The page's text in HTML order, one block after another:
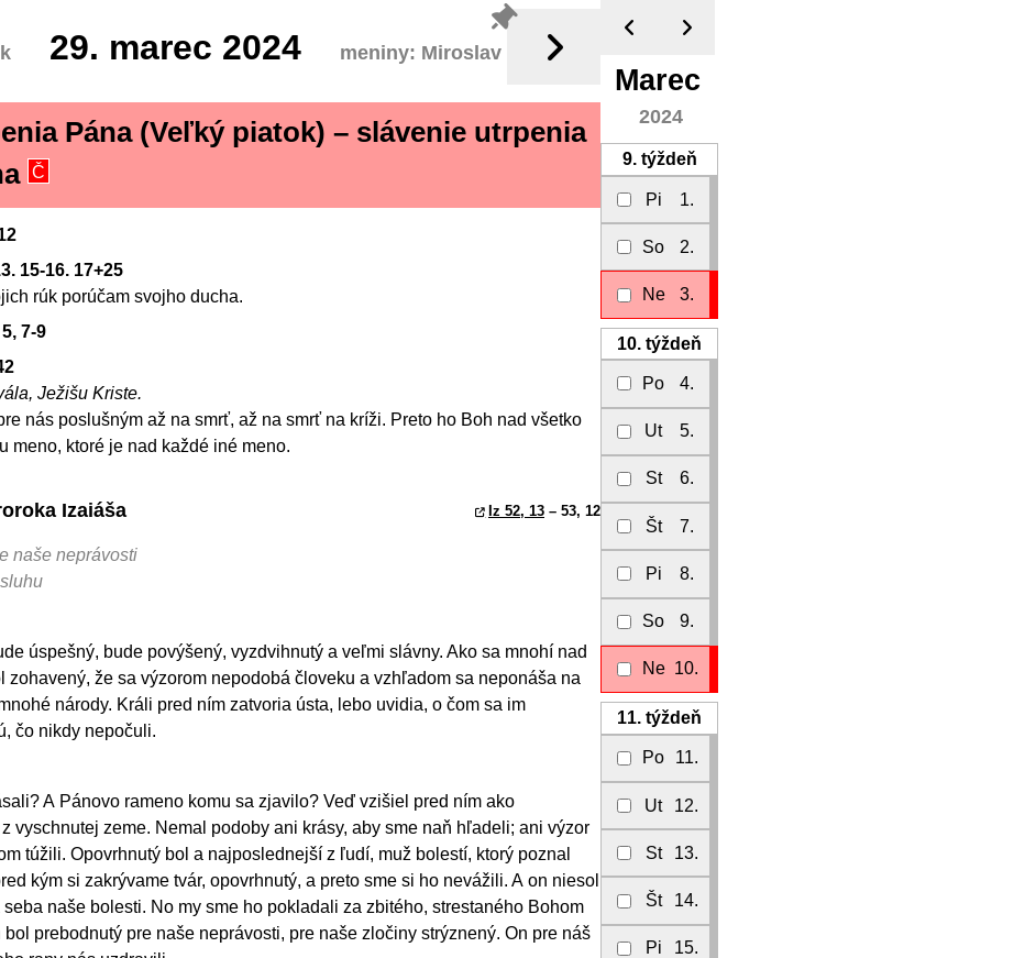
29. marec 2024 meniny: Miroslav
Pána (Veľký piatok) – slávenie utrpenia
Č
15-16. 17+25
rúk porúčam svojho ducha.
7-9
Ježišu Kriste.
nás poslušným až na smrť, až na smrť na kríži. Preto ho Boh nad všetko
meno, ktoré je nad každé iné meno.
Izaiáša Iz 52, 13 – 53, 12
naše neprávosti
úspešný, bude povýšený, vyzdvihnutý a veľmi slávny. Ako sa mnohí nad
zohavený, že sa výzorom nepodobá človeku a vzhľadom sa neponáša na
národy. Králi pred ním zatvoria ústa, lebo uvidia, o čom sa im
čo nikdy nepočuli.
A Pánovo rameno komu sa zjavilo? Veď vzišiel pred ním ako
vyschnutej zeme. Nemal podoby ani krásy, aby sme naň hľadeli; ani výzor
túžili. Opovrhnutý bol a najposlednejší z ľudí, muž bolestí, ktorý poznal
kým si zakrývame tvár, opovrhnutý, a preto sme si ho nevážili. A on niesol
naše bolesti. No my sme ho pokladali za zbitého, strestaného Bohom
prebodnutý pre naše neprávosti, pre naše zločiny strýznený. On pre náš
Marec
2024
9.týždeň
Pi 1.
So 2.
Ne 3.
10. týždeň
Po 4.
Ut 5.
St 6.
Št 7.
Pi 8.
So 9.
Ne 10.
11. týždeň
Po 11.
Ut 12.
St 13.
Št 14.
Pi 15.